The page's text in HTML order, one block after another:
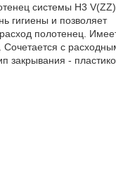
системы H3
гигиены и позволяет
полотенец.
Сочетается с
закрывания -